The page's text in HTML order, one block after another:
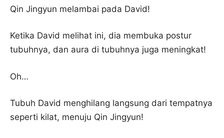
Qin Jingyun melambai pada David!
Ketika David melihat ini, dia membuka postur
tubuhnya, dan aura di tubuhnya juga meningkat!
Oh…
Tubuh David menghilang langsung dari tempatnya
seperti kilat, menuju Qin Jingyun!